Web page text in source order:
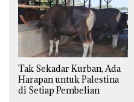
Tak Sekadar Kurban, Ada
Harapan untuk Palestina
di Setiap Pembelian